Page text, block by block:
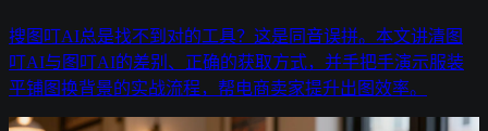
搜图叮AI总是找不到对的工具？这是同音误拼。本文讲清图
叮AI与图叮AI的差别、正确的获取方式，并手把手演示服装
平铺图换背景的实战流程，帮电商卖家提升出图效率。